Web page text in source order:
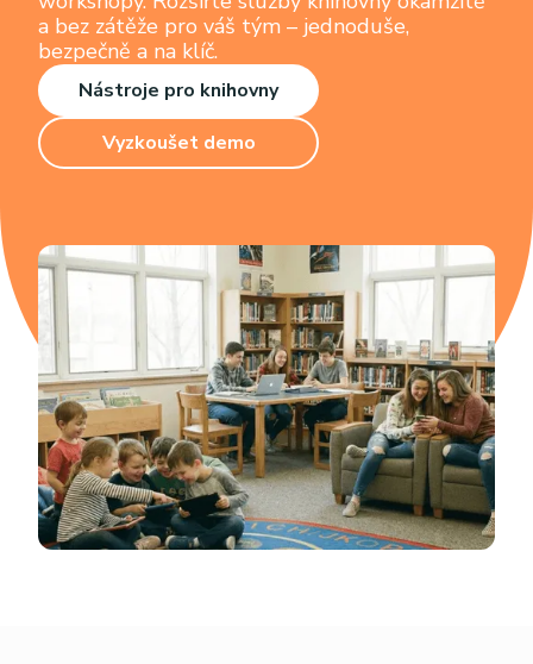
a bez zátěže pro váš tým – jednoduše,
bezpečně a na klíč.
Nástroje pro knihovny
Vyzkoušet demo